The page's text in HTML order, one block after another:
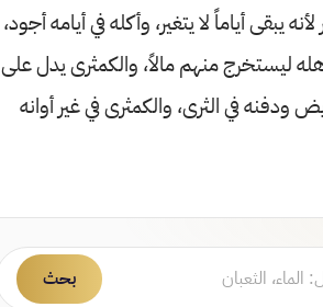
أياماً لا يتغير، وأكله في أيامه أجود،
ليستخرج منهم مالاً، والكمثرى يدل على
ودفنه في الثرى، والكمثرى في غير أوانه
بحث